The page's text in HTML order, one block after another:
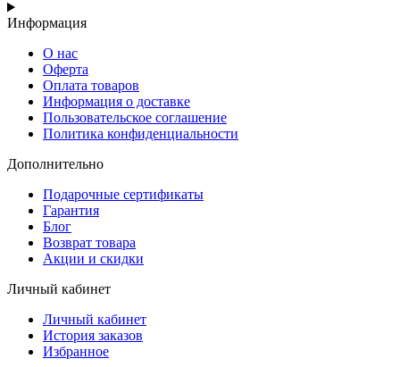
Информация
О нас
Оферта
Оплата товаров
Информация о доставке
Пользовательское соглашение
Политика конфиденциальности
Дополнительно
Подарочные сертификаты
Гарантия
Блог
Возврат товара
Акции и скидки
Личный кабинет
Личный кабинет
История заказов
Избранное